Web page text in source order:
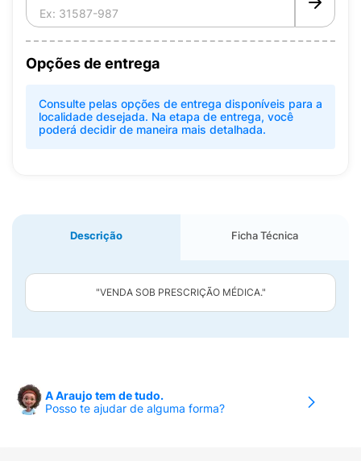
Opções de entrega
Consulte pelas opções de entrega disponíveis para a
localidade desejada. Na etapa de entrega, você
poderá decidir de maneira mais detalhada.
Descrição Ficha Técnica
"VENDA SOB PRESCRIÇÃO MÉDICA."
A Araujo tem de tudo.
Posso te ajudar de alguma forma?